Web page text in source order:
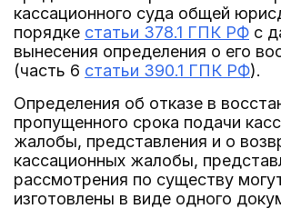
кассационного суда общей
порядке статьи 378.1 ГПК РФ с
вынесения определения о его
(часть 6 статьи 390.1 ГПК РФ).
Определения об отказе в
пропущенного срока подачи
жалобы, представления и о
кассационных жалобы,
рассмотрения по существу
изготовлены в виде одного